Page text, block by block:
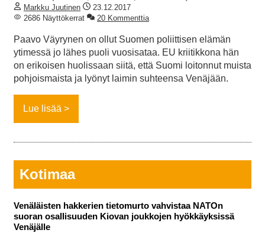
Markku Juutinen
23.12.2017
2686 Näyttökerrat
20 Kommenttia
Paavo Väyrynen on ollut Suomen poliittisen elämän
ytimessä jo lähes puoli vuosisataa. EU kriitikkona hän
on erikoisen huolissaan siitä, että Suomi loitonnut muista
pohjoismaista ja lyönyt laimin suhteensa Venäjään.
Lue lisää
Kotimaa
Venäläisten hakkerien tietomurto vahvistaa NATOn
suoran osallisuuden Kiovan joukkojen hyökkäyksissä
Venäjälle